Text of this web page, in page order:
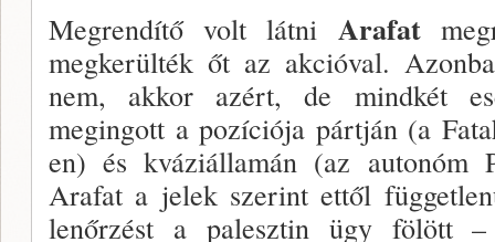
Megrendítő volt látni Arafat
megkerül­ték őt az akcióval.
nem, akkor azért, de mindkét
megingott a pozíciója pártján (a
en) és kváziállamán (az autonóm
Arafat a jelek szerint ettől
lenőrzést a palesztin ügy fölött